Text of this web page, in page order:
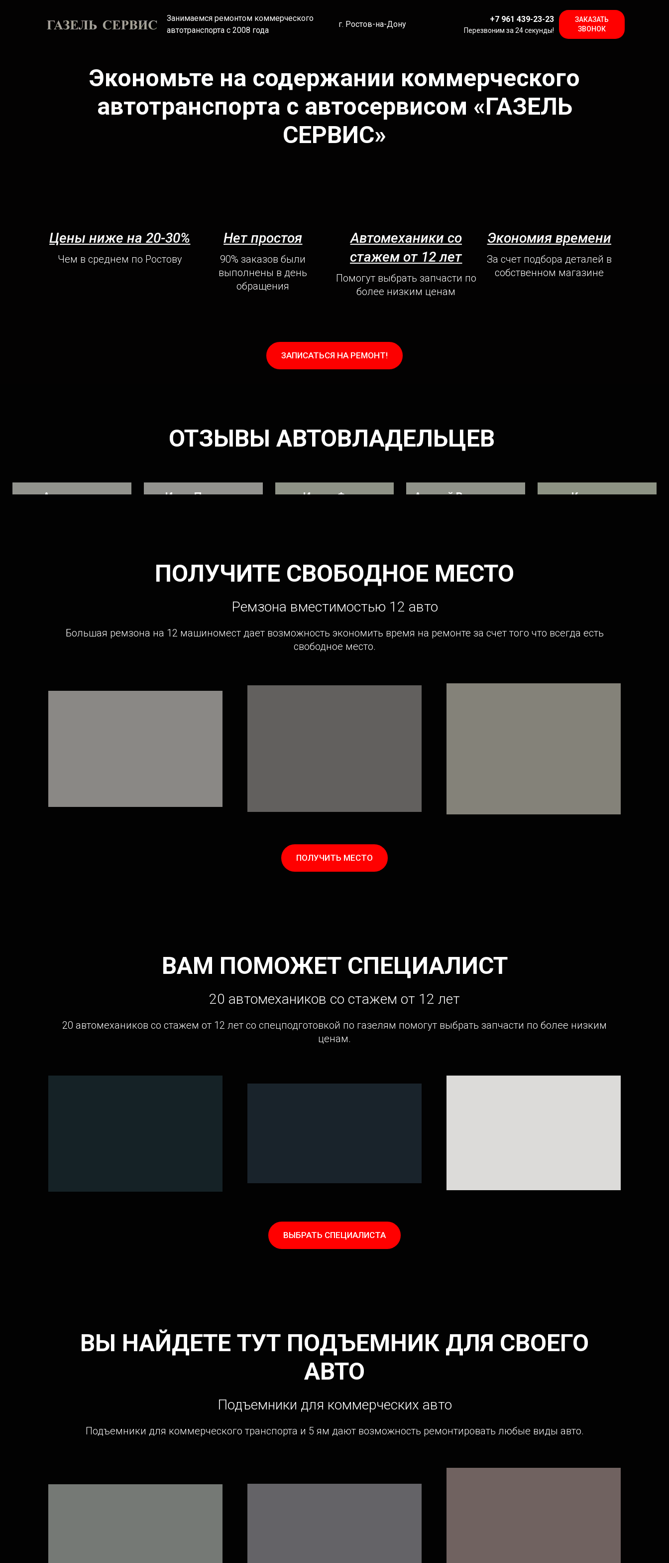
Занимаемся ремонтом коммерческого
автотранспорта с 2008 года
г. Ростов-на-Дону
+7 961 439-23-23
Перезвоним за 24 секунды!
ЗАКАЗАТЬ
ЗВОНОК
Экономьте на содержании коммерческого
автотранспорта с автосервисом «ГАЗЕЛЬ
СЕРВИС»
Цены ниже на 20-30%
Чем в среднем по Ростову
Нет простоя
90% заказов были
выполнены в день
обращения
Автомеханики со
стажем от 12 лет
Помогут выбрать запчасти по
более низким ценам
Экономия времени
За счет подбора деталей в
собственном магазине
ЗАПИСАТЬСЯ НА РЕМОНТ!
ОТЗЫВЫ АВТОВЛАДЕЛЬЦЕВ
Александр Илья Першнев Игорь Форд Андрей Викторович
Компания
ПОЛУЧИТЕ СВОБОДНОЕ МЕСТО
Ремзона вместимостью 12 авто
Большая ремзона на 12 машиномест дает возможность экономить время на ремонте за счет того что всегда есть
свободное место.
ПОЛУЧИТЬ МЕСТО
ВАМ ПОМОЖЕТ СПЕЦИАЛИСТ
20 автомехаников со стажем от 12 лет
20 автомехаников со стажем от 12 лет со спецподготовкой по газелям помогут выбрать запчасти по более низким
ценам.
ВЫБРАТЬ СПЕЦИАЛИСТА
ВЫ НАЙДЕТЕ ТУТ ПОДЪЕМНИК ДЛЯ СВОЕГО
АВТО
Подъемники для коммерческих авто
Подъемники для коммерческого транспорта и 5 ям дают возможность ремонтировать любые виды авто.